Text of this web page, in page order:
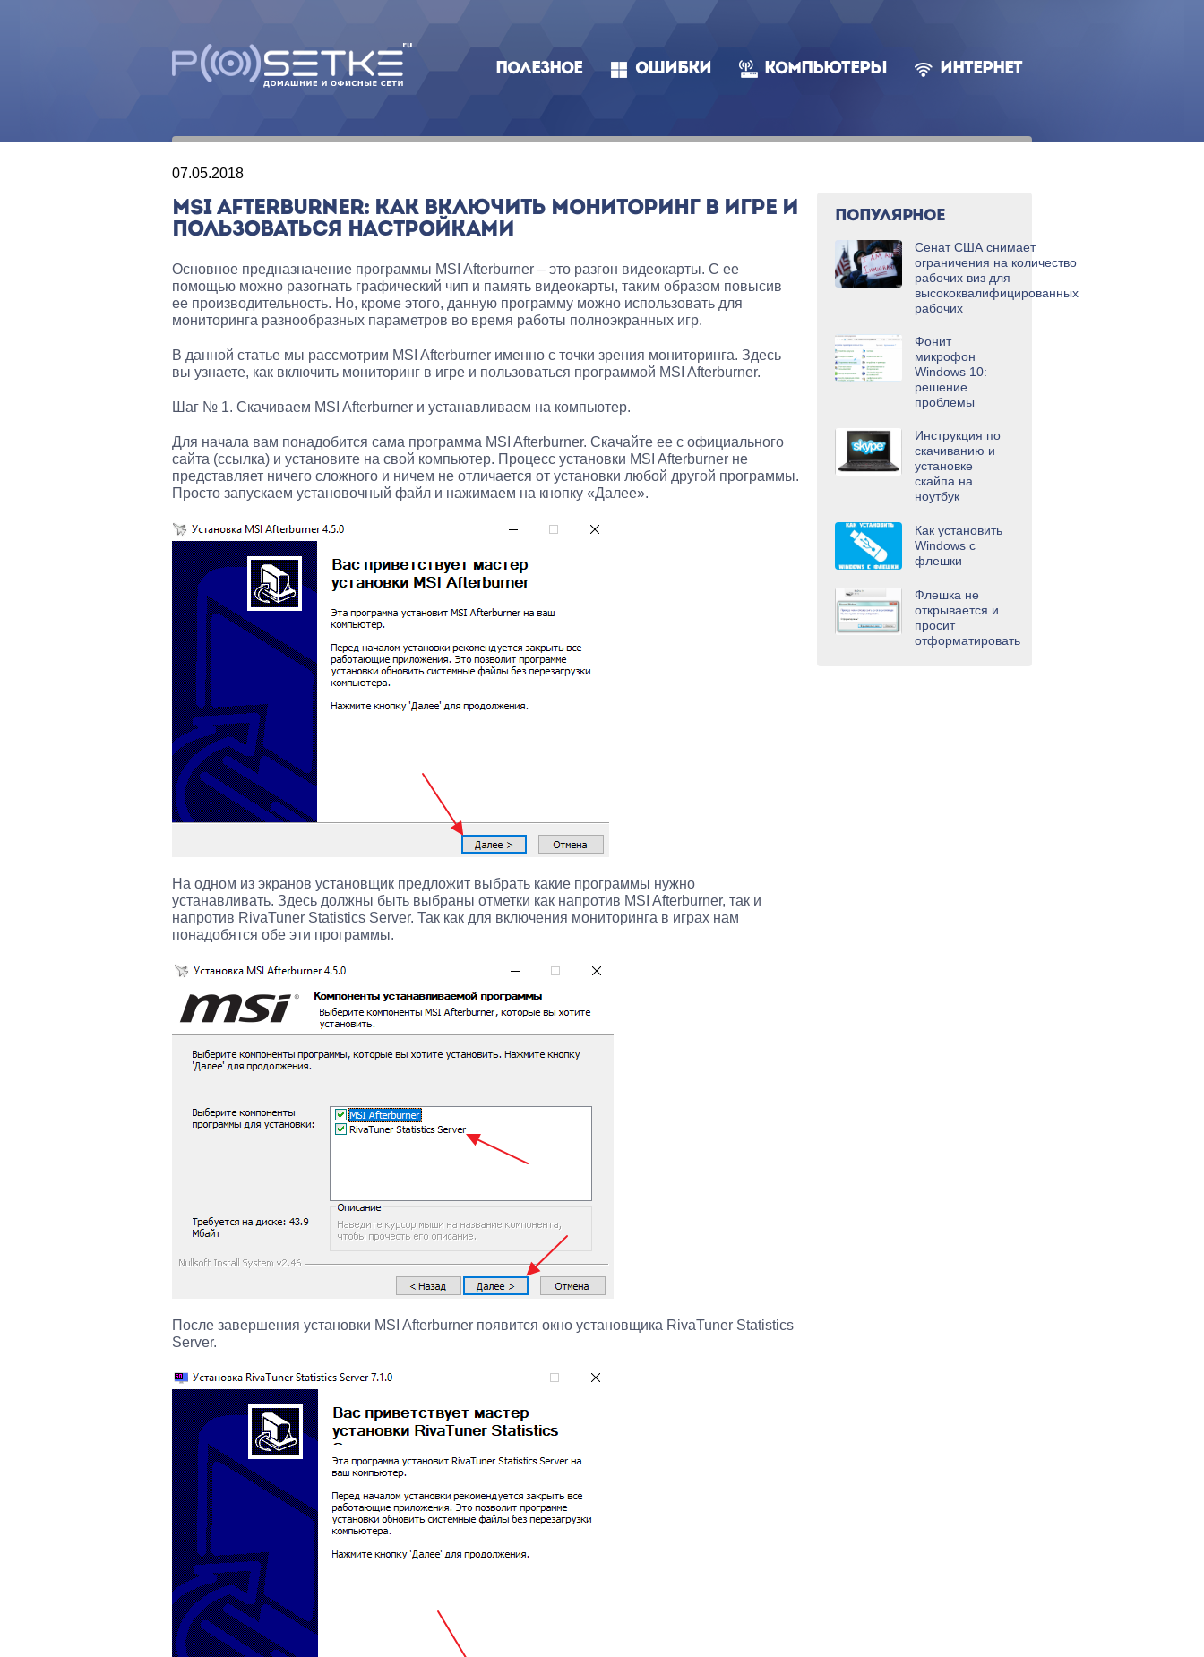
ПОЛЕЗНОЕ ОШИБКИ КОМПЬЮТЕРЫ ИНТЕРНЕТ
07.05.2018
MSI AFTERBURNER: КАК ВКЛЮЧИТЬ МОНИТОРИНГ В ИГРЕ И
ПОЛЬЗОВАТЬСЯ НАСТРОЙКАМИ
Основное предназначение программы MSI Afterburner – это разгон видеокарты. С ее
помощью можно разогнать графический чип и память видеокарты, таким образом повысив
ее производительность. Но, кроме этого, данную программу можно использовать для
мониторинга разнообразных параметров во время работы полноэкранных игр.
В данной статье мы рассмотрим MSI Afterburner именно с точки зрения мониторинга. Здесь
вы узнаете, как включить мониторинг в игре и пользоваться программой MSI Afterburner.
Шаг № 1. Скачиваем MSI Afterburner и устанавливаем на компьютер.
Для начала вам понадобится сама программа MSI Afterburner. Скачайте ее с официального
сайта (ссылка) и установите на свой компьютер. Процесс установки MSI Afterburner не
представляет ничего сложного и ничем не отличается от установки любой другой программы.
Просто запускаем установочный файл и нажимаем на кнопку «Далее».
На одном из экранов установщик предложит выбрать какие программы нужно
устанавливать. Здесь должны быть выбраны отметки как напротив MSI Afterburner, так и
напротив RivaTuner Statistics Server. Так как для включения мониторинга в играх нам
понадобятся обе эти программы.
После завершения установки MSI Afterburner появится окно установщика RivaTuner Statistics
Server.
ПОПУЛЯРНОЕ
Сенат США снимает
ограничения на количество
рабочих виз для
высококвалифицированных
рабочих
Фонит
микрофон
Windows 10:
решение
проблемы
Инструкция по
скачиванию и
установке
скайпа на
ноутбук
Как установить
Windows с
флешки
Флешка не
открывается и
просит
отформатировать